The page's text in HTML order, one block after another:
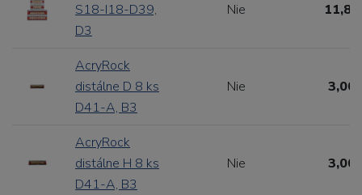
S18-I18-D39,
D3
Nie
AcryRock
distálne D 8 ks
D41-A, B3
Nie 3,00
AcryRock
distálne H 8 ks
D41-A, B3
Nie 3,00